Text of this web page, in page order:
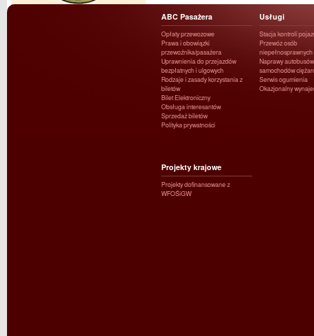
ABC Pasażera
Opłaty przewozowe
Prawa i obowiązki
przewoźnika/pasażera
Uprawnienia do przejazdów
bezpłatnych i ulgowych
Rodzaje i zasady korzystania z
biletów
Bilet Elektroniczny
Obsługa interesantów
Sprzedaż biletów
Polityka prywatności
Usługi
Stacja kontroli
Przewóz osób
niepełnosprawnych
Naprawy
samochodów
Serwis ogumienia
Okazjonalny
Projekty krajowe
Projekty dofinansowane z
WFOŚiGW